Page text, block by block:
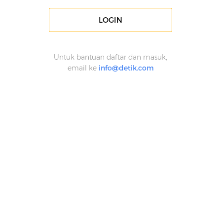
LOGIN
Untuk bantuan daftar dan masuk,
email ke info@detik.com